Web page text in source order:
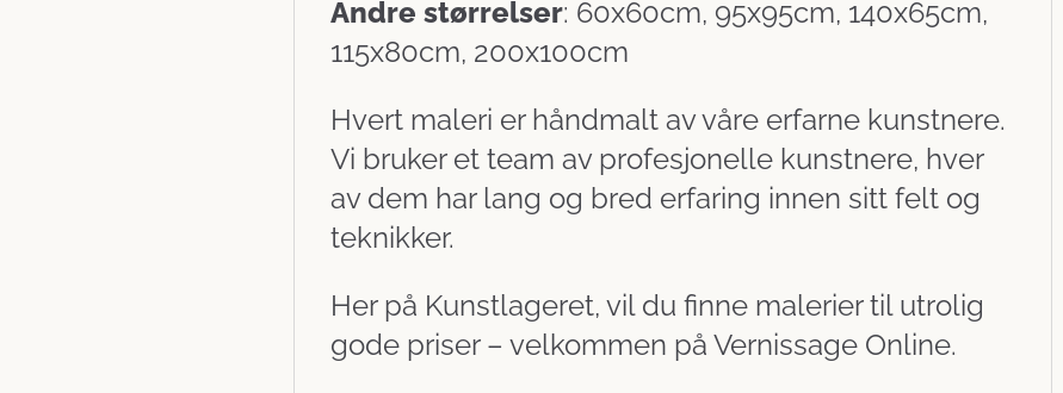
Andre størrelser: 60x60cm, 95x95cm, 140x65cm,
115x80cm, 200x100cm
Hvert maleri er håndmalt av våre erfarne kunstnere.
Vi bruker et team av profesjonelle kunstnere, hver
av dem har lang og bred erfaring innen sitt felt og
teknikker.
Her på Kunstlageret, vil du finne malerier til utrolig
gode priser – velkommen på Vernissage Online.